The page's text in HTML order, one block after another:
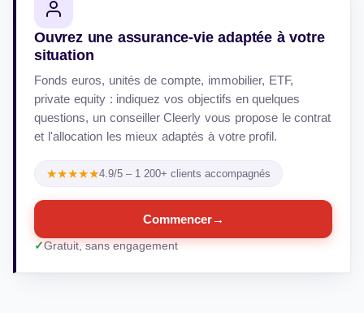
Ouvrez une assurance-vie adaptée à votre
situation
Fonds euros, unités de compte, immobilier, ETF,
private equity : indiquez vos objectifs en quelques
questions, un conseiller Cleerly vous propose le contrat
et l'allocation les mieux adaptés à votre profil.
★★★★★4.9/5 – 1 200+ clients accompagnés
Commencer→
Gratuit, sans engagement